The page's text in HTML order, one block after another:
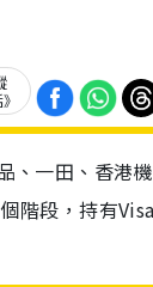
、一田、香港
階段，持有